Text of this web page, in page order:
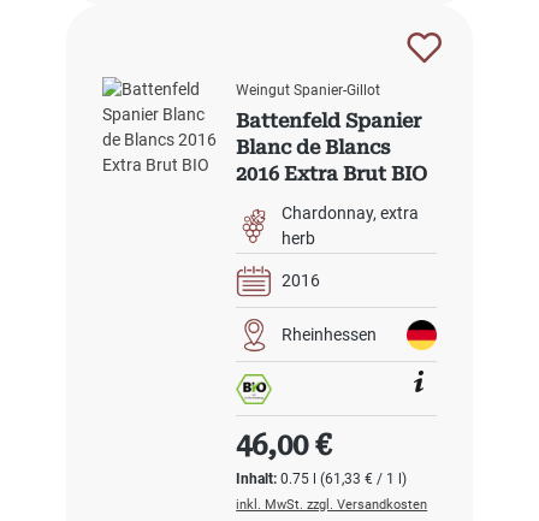
Weingut Spanier-Gillot
Battenfeld Spanier
Blanc de Blancs
2016 Extra Brut BIO
Chardonnay extra
herb
2016
Rheinhessen
Inhalt:0.75 l(61,33 € / 1 l)
Regulärer Preis:
46,00 €
inkl. MwSt. zzgl. Versandkosten